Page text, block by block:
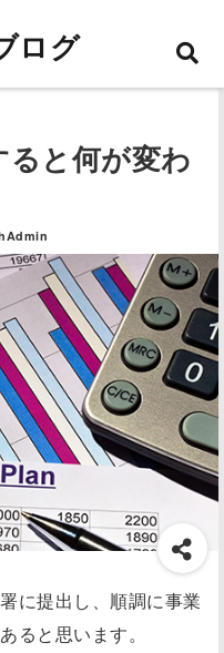
ログ
と何が変わ
に提出し、順調に事業
ると思います。